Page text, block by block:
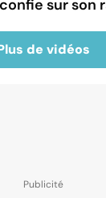
sur son
de vidéos